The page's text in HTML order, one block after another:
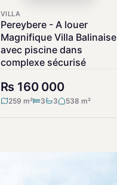
VILLA
Pereybere - A louer
Magnifique Villa Balinaise
avec piscine dans
complexe sécurisé
Rs 160 000
259 m² 3 3 538 m²